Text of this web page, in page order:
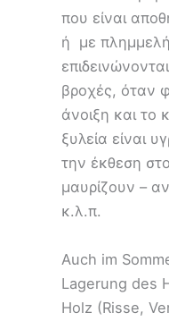
που είναι
ή με
βροχές, όταν
άνοιξη και το
ξυλεία είναι
την έκθεση
μαυρίζουν –
κ.λ.π.
Auch im
Lagerung des
Holz (Risse,